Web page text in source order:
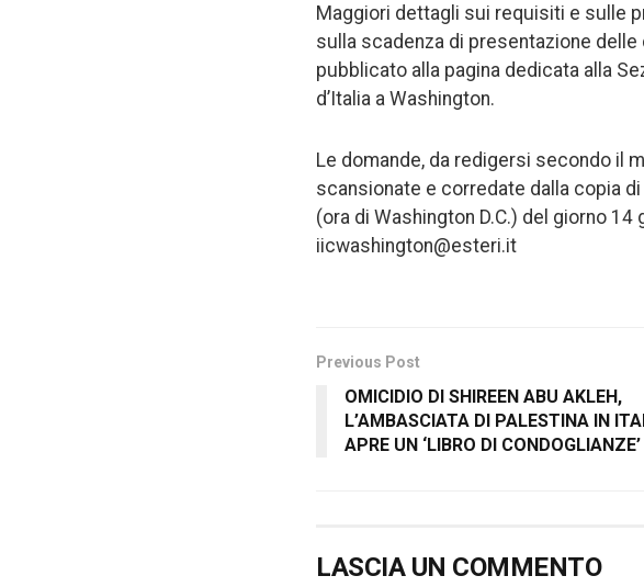
Maggiori dettagli sui requisiti e sulle
sulla scadenza di presentazione
pubblicato alla pagina dedicata alla
d’Italia a Washington.
Le domande, da redigersi secondo il
scansionate e corredate dalla copia
(ora di Washington D.C.) del giorno
iicwashington@esteri.it
Previous Post
OMICIDIO DI SHIREEN ABU AKLEH,
L’AMBASCIATA DI PALESTINA IN
APRE UN ‘LIBRO DI CONDOGLIANZE’
LASCIA UN COMMENTO